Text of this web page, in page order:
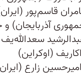
آذربایجان)
(اوکراین)